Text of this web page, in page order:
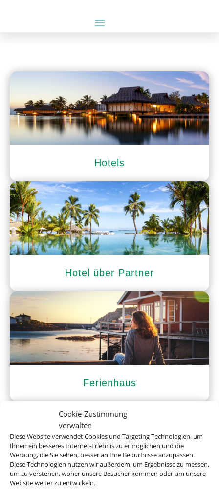
Cookie-Zustimmung
verwalten
Diese Website verwendet Cookies und Targeting Technologien, um
Ihnen ein besseres Internet-Erlebnis zu ermöglichen und die
Werbung, die Sie sehen, besser an Ihre Bedürfnisse anzupassen.
Diese Technologien nutzen wir außerdem, um Ergebnisse zu messen,
um zu verstehen, woher unsere Besucher kommen oder um unsere
Website weiter zu entwickeln.
Hotels
Hotel über Partner
Ferienhaus